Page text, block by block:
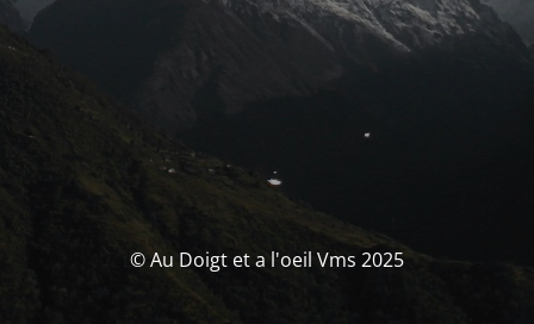
© Au Doigt et a l'oeil Vms 2025